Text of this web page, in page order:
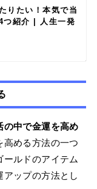
りたい！本気で当
つ紹介 | 人生一発
の中で金運を高め
高める方法の一つ
ルドのアイテム
アップの方法とし